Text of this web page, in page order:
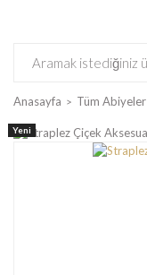
Anasayfa Tüm Abiyeler
Yeni